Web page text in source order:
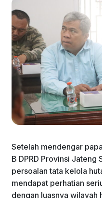
Setelah mendengar
B DPRD Provinsi Jateng
persoalan tata kelola
mendapat perhatian
dengan luasnya wilayah